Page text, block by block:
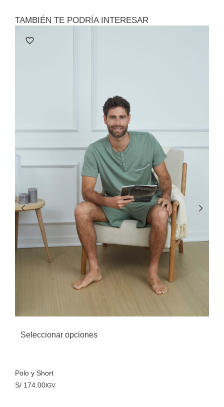
TAMBIÉN TE PODRÍA INTERESAR
Seleccionar opciones
Polo y Short
S/ 174.00 IGV